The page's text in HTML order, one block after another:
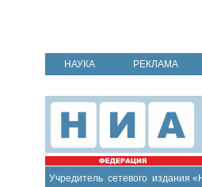
НАУКА РЕКЛАМА
Учредитель сетевого издания